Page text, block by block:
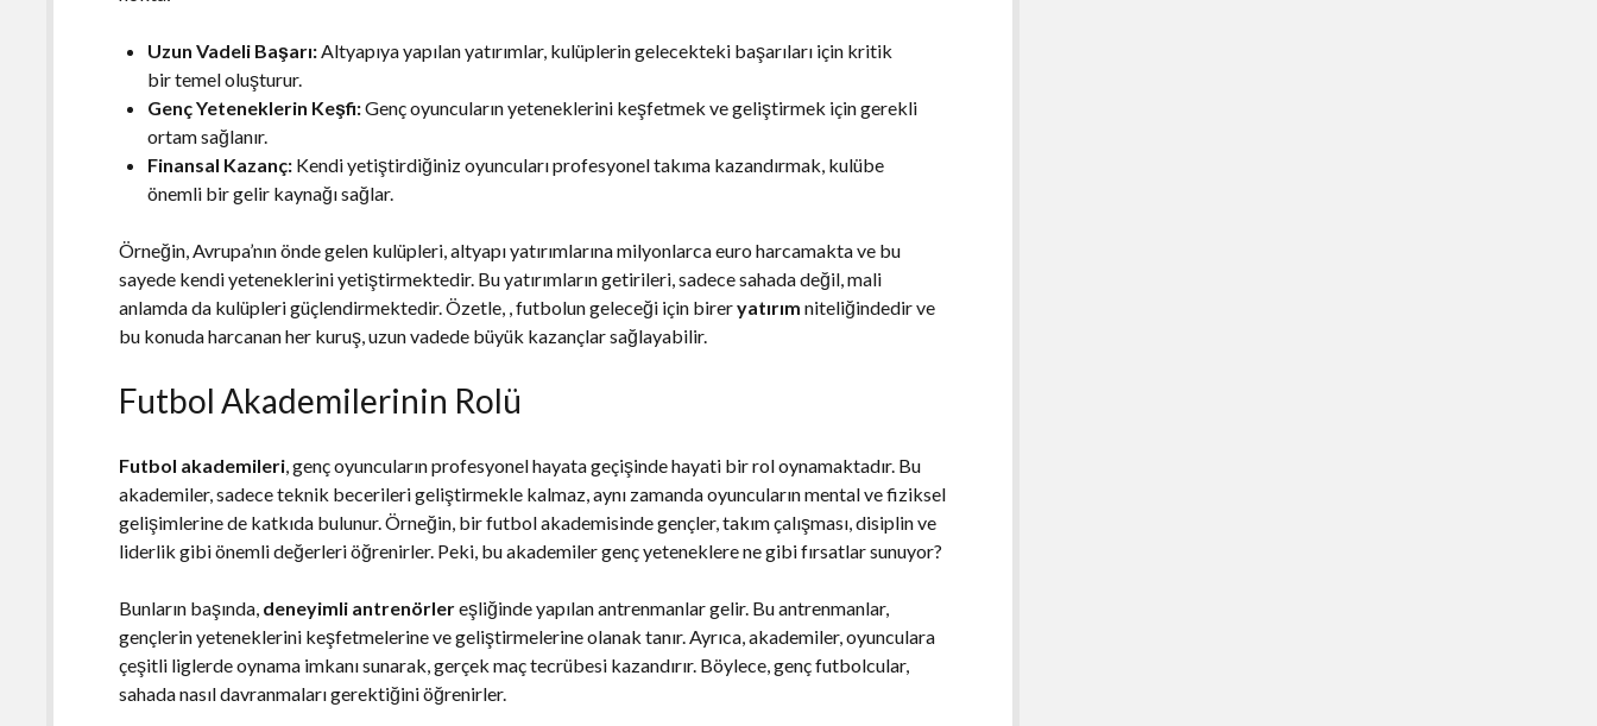
Uzun Vadeli Başarı:Altyapıya yapılan yatırımlar, kulüplerin gelecekteki başarıları için kritik
bir temel oluşturur.
Genç Yeteneklerin Keşfi:Genç oyuncuların yeteneklerini keşfetmek ve geliştirmek için gerekli
ortam sağlanır.
Finansal Kazanç: Kendi yetiştirdiğiniz oyuncuları profesyonel takıma kazandırmak, kulübe
önemli bir gelir kaynağı sağlar.
Örneğin, Avrupa’nın önde gelen kulüpleri, altyapı yatırımlarına milyonlarca euro harcamakta ve bu
sayede kendi yeteneklerini yetiştirmektedir. Bu yatırımların getirileri, sadece sahada değil, mali
anlamda da kulüpleri güçlendirmektedir. Özetle, , futbolun geleceği için bireryatırım niteliğindedir ve
bu konuda harcanan her kuruş, uzun vadede büyük kazançlar sağlayabilir.
Futbol Akademilerinin Rolü
Futbol akademileri, genç oyuncuların profesyonel hayata geçişinde hayati bir rol oynamaktadır. Bu
akademiler, sadece teknik becerileri geliştirmekle kalmaz, aynı zamanda oyuncuların mental ve fiziksel
gelişimlerine de katkıda bulunur. Örneğin, bir futbol akademisinde gençler, takım çalışması, disiplin ve
liderlik gibi önemli değerleri öğrenirler. Peki, bu akademiler genç yeteneklere ne gibi fırsatlar sunuyor?
Bunların başında, deneyimli antrenörlereşliğinde yapılan antrenmanlar gelir. Bu antrenmanlar,
gençlerin yeteneklerini keşfetmelerine ve geliştirmelerine olanak tanır. Ayrıca, akademiler, oyunculara
çeşitli liglerde oynama imkanı sunarak, gerçek maç tecrübesi kazandırır. Böylece, genç futbolcular,
sahada nasıl davranmaları gerektiğini öğrenirler.